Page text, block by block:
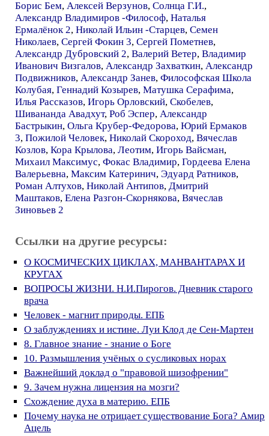
Борис Бем, Алексей Верзунов, Солнца Г.И.,
Александр Владимиров -Философ, Наталья
Ермалёнок 2, Николай Ильин -Старцев, Семен
Николаев, Сергей Фокин 3, Сергей Пометнев,
Александр Дубровский 2, Валерий Ветер, Владимир
Иванович Визгалов, Александр Захваткин, Александр
Подвижников, Александр Занев, Философская Школа
Колубая, Геннадий Козырев, Матушка Серафима,
Илья Рассказов, Игорь Орловский, Скобелев,
Шивананда Авадхут, Роб Эспер, Александр
Бастрыкин, Ольга Крубер-Федорова, Юрий Ермаков
3, Пожилой Человек, Николай Скороход, Вячеслав
Козлов, Кора Крылова, Леотим, Игорь Вайсман,
Михаил Максимус, Фокас Владимир, Гордеева Елена
Валерьевна, Максим Катеринич, Эдуард Ратников,
Роман Алтухов, Николай Антипов, Дмитрий
Маштаков, Елена Разгон-Скорнякова, Вячеслав
Зиновьев 2
Ссылки на другие ресурсы:
О КОСМИЧЕСКИХ ЦИКЛАХ, МАНВАНТАРАХ И
КРУГАХ
ВОПРОСЫ ЖИЗНИ. Н.И.Пирогов. Дневник старого
врача
Человек - магнит природы. ЕПБ
О заблуждениях и истине. Луи Клод де Сен-Мартен
8. Главное знание - знание о Боге
10. Размышления учёных о сусликовых норах
Важнейший доклад о "правовой шизофрении"
9. Зачем нужна лицензия на мозги?
Схождение духа в материю. ЕПБ
Почему наука не отрицает существование Бога? Амир
Ацель